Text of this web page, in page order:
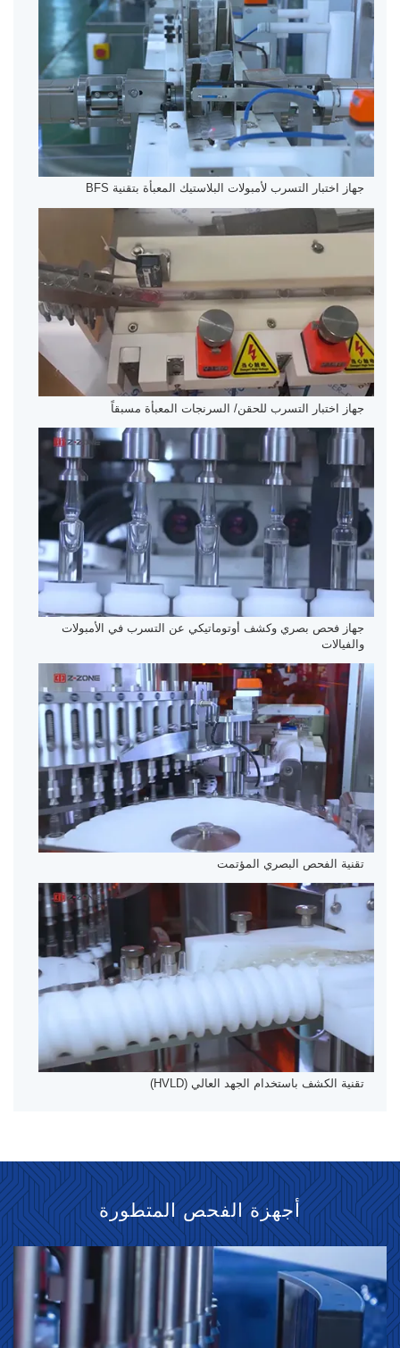
جهاز اختبار التسرب لأمبولات البلاستيك المعبأة بتقنية BFS
جهاز اختبار التسرب للحقن/ السرنجات المعبأة مسبقاً
جهاز فحص بصري وكشف أوتوماتيكي عن التسرب في الأمبولات
والفيالات
تقنية الفحص البصري المؤتمت
تقنية الكشف باستخدام الجهد العالي (HVLD)
أجهزة الفحص المتطورة